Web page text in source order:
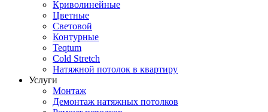
Криволинейные
Цветные
Световой
Контурные
Teqtum
Cold Stretch
Натяжной потолок в квартиру
Услуги
Монтаж
Демонтаж натяжных потолков